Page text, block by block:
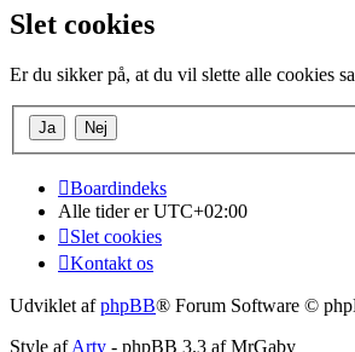
Slet cookies
Er du sikker på, at du vil slette alle cookies
Boardindeks
Alle tider erUTC+02:00
Slet cookies
Kontakt os
Udviklet afphpBB® Forum Software ©
Style afArty - phpBB 3.3 af MrGaby